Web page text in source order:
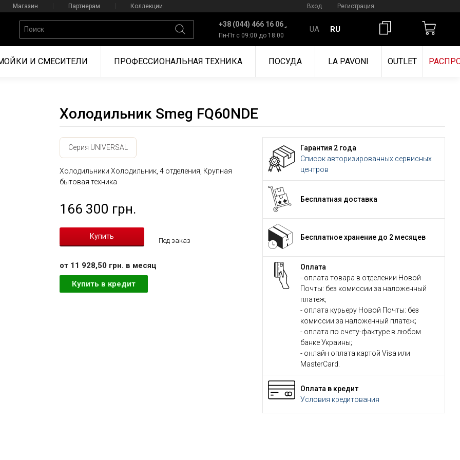
Магазин Партнерам Коллекции Вход Регистрация
+38 (044) 466 16 06
Пн-Пт с 09:00 до 18:00
UA RU
И СМЕСИТЕЛИ ПРОФЕССИОНАЛЬНАЯ ТЕХНИКА ПОСУДА LA PAVONI OUTLET
Холодильник Smeg FQ60NDE
Серия UNIVERSAL
Холодильники Холодильник, 4 отделения, Крупная
бытовая техника
166 300 грн.
Под заказ
от 11 928,50 грн. в месяц
Купить в кредит
Гарантия 2 года
Список авторизированных сервисных
центров
Бесплатная доставка
Бесплатное хранение до 2 месяцев
Оплата
- оплата товара в отделении Новой
Почты: без комиссии за наложенный
платеж;
- оплата курьеру Новой Почты: без
комиссии за наложенный платеж;
- оплата по счету-фактуре в любом
банке Украины;
- онлайн оплата картой Visa или
MasterCard.
Оплата в кредит
Условия кредитования